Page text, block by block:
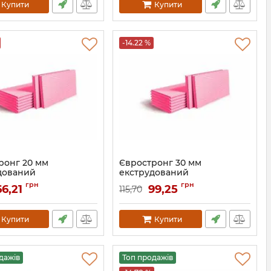
Купити Купити
20 мм
грн
Купити
-14.22 %
Євростронг 30 мм
екструдований
пінополістирол
Артикул: 192
115,70 99,25 грн
Купити
Топ продажів